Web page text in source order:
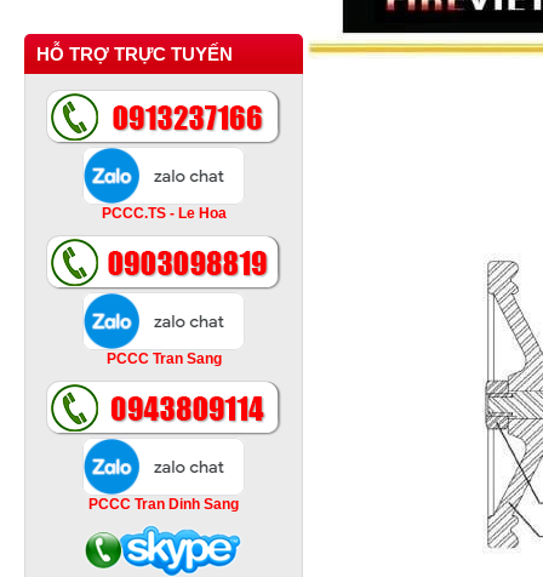
HỖ TRỢ TRỰC TUYẾN
PCCC.TS - Le Hoa
PCCC Tran Sang
PCCC Tran Dinh Sang